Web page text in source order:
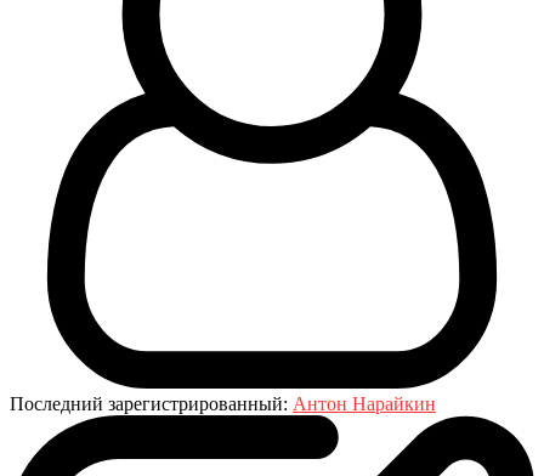
Последний зарегистрированный: Антон Нарайкин